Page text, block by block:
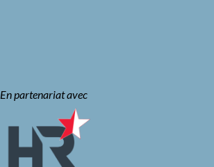
En partenariat avec